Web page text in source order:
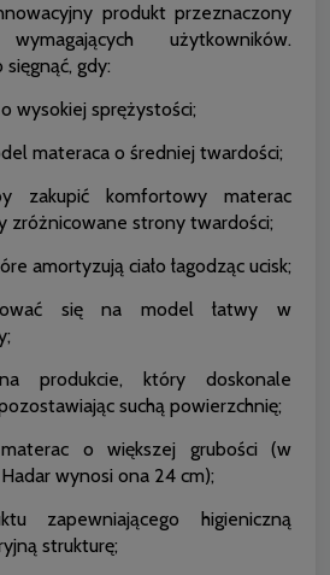
produkt przeznaczony
użytkowników.
gdy:
wysokiej sprężystości;
materaca o średniej twardości;
zakupić komfortowy materac
zróżnicowane strony twardości;
amortyzują ciało łagodząc ucisk;
się na model łatwy w
produkcie, który doskonale
suchą powierzchnię;
o większej grubości (w
wynosi ona 24 cm);
zapewniającego higieniczną
strukturę;